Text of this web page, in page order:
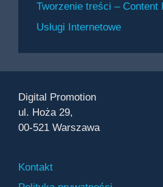
Tworzenie treści – Content
Usługi Internetowe
Digital Promotion
ul. Hoża 29,
00-521 Warszawa
Kontakt